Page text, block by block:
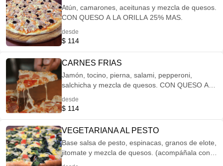
Atún, camarones, aceitunas y mezcla de quesos.
CON QUESO A LA ORILLA 25% MAS.
desde
$ 114
CARNES FRIAS
Jamón, tocino, pierna, salami, pepperoni,
salchicha y mezcla de quesos. CON QUESO A
desde
$ 114
VEGETARIANA AL PESTO
Base salsa de pesto, espinacas, granos de elote,
jitomate y mezcla de quesos. (acompáñala con